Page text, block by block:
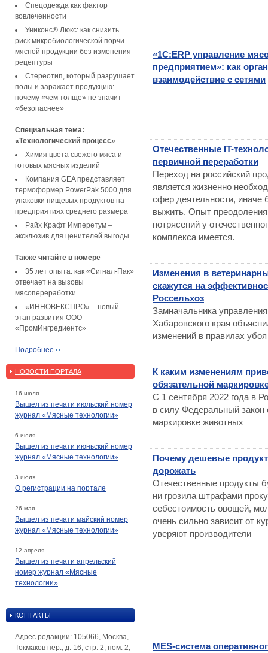
Спецодежда как фактор
вовлеченности
Униконс® Люкс: как снизить
риск микробиологической порчи
мясной продукции без изменения
рецептуры
Стереотип, который разрушает
полы и заражает продукцию:
почему «чем толще» не значит
«безопаснее»
Специальная тема:
«Технологический процесс»
Химия цвета свежего мяса и
готовых мясных изделий
Компания GEA представляет
термоформер PowerPak 5000 для
упаковки пищевых продуктов на
предприятиях среднего размера
Райх Крафт Имперетум –
эксклюзив для ценителей выгоды
Также читайте в номере
35 лет опыта: как «Сигнал-Пак»
отвечает на вызовы
мясопереработки
«ИННОВЕКСПРО» – новый
этап развития ООО
«ПромИнгредиентс»
Подробнее
НОВОСТИ ПОРТАЛА
16 июля
Вышел из печати июльский номер
журнал «Мясные технологии»
6 июля
Вышел из печати июньский номер
журнал «Мясные технологии»
3 июля
О регистрации на портале
26 мая
Вышел из печати майский номер
журнал «Мясные технологии»
12 апреля
Вышел из печати апрельский
номер журнал «Мясные
технологии»
КОНТАКТЫ
Адрес редакции: 105066, Москва,
Токмаков пер., д. 16, стр. 2, пом. 2,
«1С:ERP управление
предприятием»: как
взаимодействие с сетями
Отечественные IT-
первичной переработки
Переход на российский
является жизненно
сфер деятельности, иначе
выжить. Опыт
потрясений у
комплекса имеется.
Изменения в
скажутся на
Россельхоз
Замначальника
Хабаровского края
изменений в правилах
К каким изменениям
обязательной
С 1 сентября 2022 года в
в силу Федеральный закон
маркировке животных
Почему дешевые
дорожать
Отечественные продукты
ни грозила штрафами
себестоимость овощей,
очень сильно зависит от
уверяют производители
MES-система